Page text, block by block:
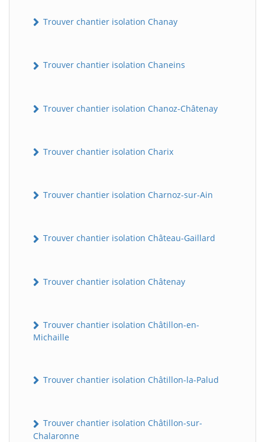
Trouver chantier isolation Chanay
Trouver chantier isolation Chaneins
Trouver chantier isolation Chanoz-Châtenay
Trouver chantier isolation Charix
Trouver chantier isolation Charnoz-sur-Ain
Trouver chantier isolation Château-Gaillard
Trouver chantier isolation Châtenay
Trouver chantier isolation Châtillon-en-
Michaille
Trouver chantier isolation Châtillon-la-Palud
Trouver chantier isolation Châtillon-sur-
Chalaronne